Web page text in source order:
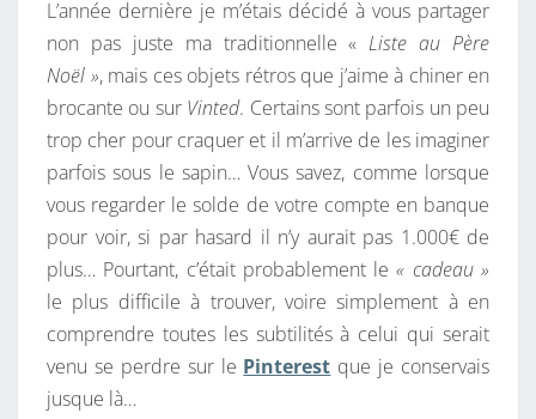
E
R
C
H
E
S
D
E
R
E
T
R
A
I
E
L’année dernière je m’étais décidé à vous partager
non pas juste ma traditionnelle «Liste au Père
Noël », mais ces objets rétros que j’aime à chiner en
brocante ou sur Vinted. Certains sont parfois un peu
trop cher pour craquer et il m’arrive de les imaginer
parfois sous le sapin… Vous savez, comme lorsque
vous regarder le solde de votre compte en banque
pour voir, si par hasard il n’y aurait pas 1.000€ de
plus… Pourtant, c’était probablement le« cadeau »
le plus difficile à trouver, voire simplement à en
comprendre toutes les subtilités à celui qui serait
venu se perdre sur le Pinterest que je conservais
jusque là…